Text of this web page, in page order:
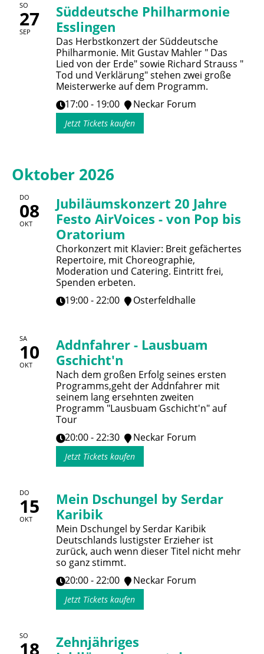
SO
27
SEP
Süddeutsche Philharmonie
Esslingen
Das Herbstkonzert der Süddeutsche
Philharmonie. Mit Gustav Mahler " Das
Lied von der Erde" sowie Richard Strauss "
Tod und Verklärung" stehen zwei große
Meisterwerke auf dem Programm.
17:00 - 19:00
Neckar Forum
Jetzt Tickets kaufen
Oktober 2026
DO
08
OKT
Jubiläumskonzert 20 Jahre
Festo AirVoices - von Pop bis
Oratorium
Chorkonzert mit Klavier: Breit gefächertes
Repertoire, mit Choreographie,
Moderation und Catering. Eintritt frei,
Spenden erbeten.
19:00 - 22:00
Osterfeldhalle
SA
10
OKT
Addnfahrer - Lausbuam
Gschicht'n
Nach dem großen Erfolg seines ersten
Programms,geht der Addnfahrer mit
seinem lang ersehnten zweiten
Programm "Lausbuam Gschicht'n" auf
Tour
20:00 - 22:30
Neckar Forum
Jetzt Tickets kaufen
DO
15
OKT
Mein Dschungel by Serdar
Karibik
Mein Dschungel by Serdar Karibik
Deutschlands lustigster Erzieher ist
zurück, auch wenn dieser Titel nicht mehr
so ganz stimmt.
20:00 - 22:00
Neckar Forum
Jetzt Tickets kaufen
SO
18
Zehnjähriges